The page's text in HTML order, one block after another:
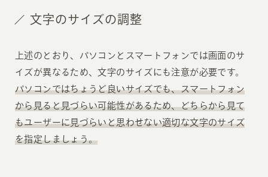
文字のサイズの調整
上述のとおり、パソコンとスマートフォンでは画面のサ
イズが異なるため、文字のサイズにも注意が必要です。
パソコンではちょうど良いサイズでも、スマートフォン
から見ると見づらい可能性があるため、どちらから見て
もユーザーに見づらいと思わせない適切な文字のサイズ
を指定しましょう。